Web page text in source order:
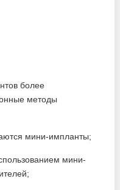
более
методы
мини-импланты;
мини-